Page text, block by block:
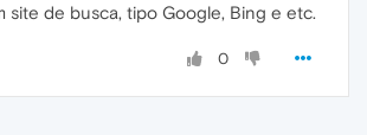
site de busca, tipo Google, Bing e etc.
0